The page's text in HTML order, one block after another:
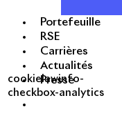
Portefeuille
RSE
Carrières
Actualités
Presse
cookielawinfo-
checkbox-analytics